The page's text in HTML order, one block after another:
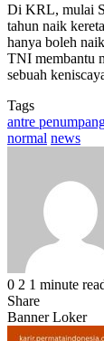
Di KRL, mulai
tahun naik
hanya boleh
TNI membantu
sebuah
Tags
antre
normal news
0 2 1 minute
Share
Facebook
X
LinkedIn
WhatsApp
Share
via
Banner Loker